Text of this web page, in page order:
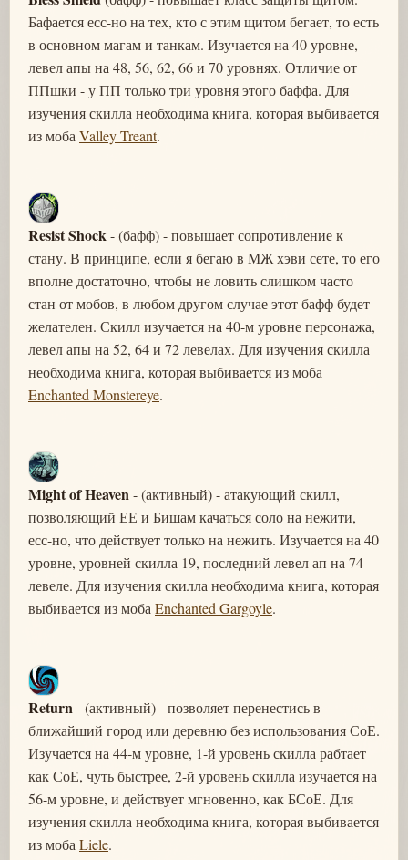
Бафается есс-но на тех, кто с этим щитом бегает, то есть
в основном магам и танкам. Изучается на 40 уровне,
левел апы на 48, 56, 62, 66 и 70 уровнях. Отличие от
ППшки - у ПП только три уровня этого баффа. Для
изучения скилла необходима книга, которая выбивается
из моба Valley Treant.
Resist Shock - (бафф) - повышает сопротивление к
стану. В принципе, если я бегаю в МЖ хэви сете, то его
вполне достаточно, чтобы не ловить слишком часто
стан от мобов, в любом другом случае этот бафф будет
желателен. Скилл изучается на 40-м уровне персонажа,
левел апы на 52, 64 и 72 левелах. Для изучения скилла
необходима книга, которая выбивается из моба
Enchanted Monstereye.
Might of Heaven - (активный) - атакующий скилл,
позволяющий ЕЕ и Бишам качаться соло на нежити,
есс-но, что действует только на нежить. Изучается на 40
уровне, уровней скилла 19, последний левел ап на 74
левеле. Для изучения скилла необходима книга, которая
выбивается из моба Enchanted Gargoyle.
Return - (активный) - позволяет перенестись в
ближайший город или деревню без использования СоЕ.
Изучается на 44-м уровне, 1-й уровень скилла рабтает
как СоЕ, чуть быстрее, 2-й уровень скилла изучается на
56-м уровне, и действует мгновенно, как БСоЕ. Для
изучения скилла необходима книга, которая выбивается
из моба Liele.